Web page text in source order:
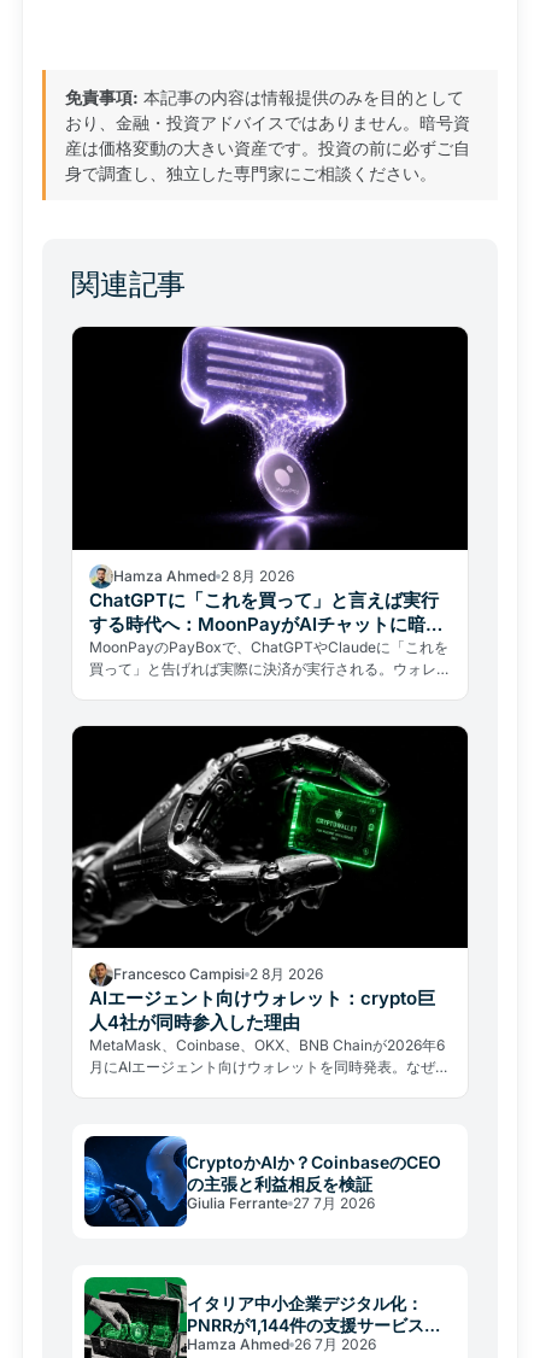
免責事項: 本記事の内容は情報提供のみを目的として
おり、金融・投資アドバイスではありません。暗号資
産は価格変動の大きい資産です。投資の前に必ずご自
身で調査し、独立した専門家にご相談ください。
関連記事
Hamza Ahmed 2 8月 2026
ChatGPTに「これを買って」と言えば実行
する時代へ：MoonPayがAIチャットに暗号
資産決済を統合
MoonPayのPayBoxで、ChatGPTやClaudeに「これを
買って」と告げれば実際に決済が実行される。ウォレッ
Francesco Campisi 2 8月 2026
AIエージェント向けウォレット：crypto巨
人4社が同時参入した理由
MetaMask、Coinbase、OKX、BNB Chainが2026年6
月にAIエージェント向けウォレットを同時発表。なぜ大
CryptoかAIか？CoinbaseのCEO
の主張と利益相反を検証
Giulia Ferrante 27 7月 2026
イタリア中小企業デジタル化：
PNRRが1,144件の支援サービスを
提供
Hamza Ahmed 26 7月 2026